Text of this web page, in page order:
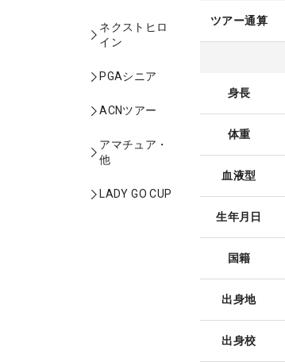
ネクストヒロ
イン
PGAシニア
ACNツアー
アマチュア・
他
LADY GO CUP
ツアー通算
身長
体重
血液型
生年月日
国籍
出身地
出身校